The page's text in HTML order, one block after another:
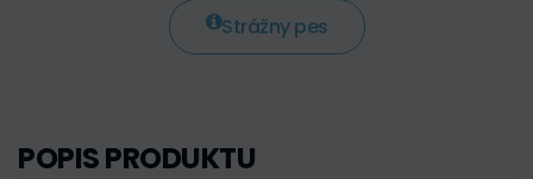
Strážny pes
POPIS PRODUKTU